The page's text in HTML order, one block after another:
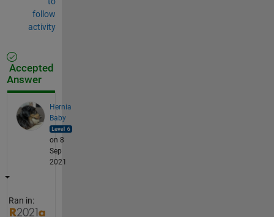
follow
activity
Accepted
Answer
Hernia
Baby
on 8
Sep
2021
Ran in: